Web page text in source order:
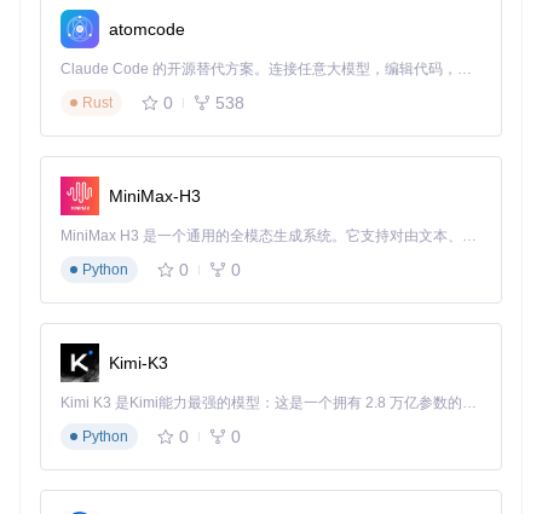
获取配置文件的过程非常简单，打开命令行工具，执行以下命
令克隆项目仓库：
git clone
便携版：将克隆的配置文件复制到MPV可执行文件所在目录
安装版：复制到%APPDATA%\mpv\文件夹
部署完成后，首次启动MPV时会自动加载所有配置。建议先进
验证阶段：功能模块测试
逐一测试核心功能模块：使用 Alt+F
打开文件浏览器，导航到
验证是否能恢复播放位置；测试字幕自动匹配功能，观察是否
atomcode
Claude Code 的开源替代方案。连接任意大模型，编辑代码，运行命令，自动验证 — 全自动执行。用 Rust 构建，极致性能。 ｜ An open-source alternative to Claude Code. Connect any LLM, edit code, run commands, and verify changes — autonomously. Built in Rust for speed. Get Started
Rust
0 538
MiniMax-H3
MiniMax H3 是一个通用的全模态生成系统。它支持对由文本、图像、视频和音频组成的多模态上下文进行统一理解，并能生成分辨率高达 2K、时长可达 15 秒的带原生立体声音频的视频。得益于面向任务泛化的系统设计，H3 在预训练阶段就已具备广泛的多模态上下文理解与生成能力，能够出色地执行复杂的多模态指令。
Python
0 0
Kimi-K3
Kimi K3 是Kimi能力最强的模型：这是一个拥有 2.8 万亿参数的混合专家（MoE）模型，具备原生视觉理解能力，并支持 100 万 token 的上下文窗口。
Python
0 0